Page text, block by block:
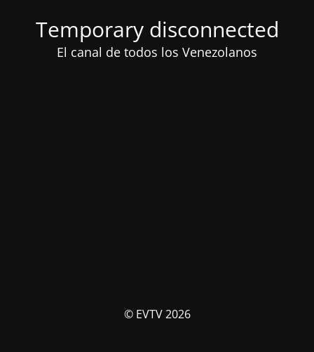
Temporary disconnected
El canal de todos los Venezolanos
© EVTV 2026